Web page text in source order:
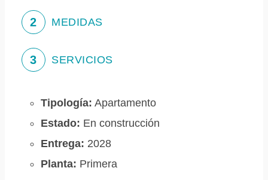
2 MEDIDAS
3 SERVICIOS
Tipología: Apartamento
Estado: En construcción
Entrega: 2028
Planta: Primera